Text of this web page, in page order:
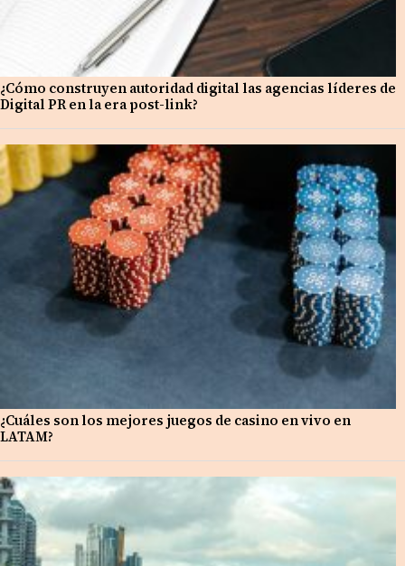
¿Cómo construyen autoridad digital las agencias líderes de
Digital PR en la era post-link?
¿Cuáles son los mejores juegos de casino en vivo en
LATAM?